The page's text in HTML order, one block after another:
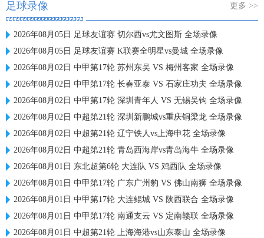
足球录像 更多 >>
2026年08月05日 足球友谊赛 切尔西vs尤文图斯 全场录像
2026年08月05日 足球友谊赛 K联赛全明星vs曼城 全场录像
2026年08月02日 中甲第17轮 苏州东吴 VS 梅州客家 全场录像
2026年08月02日 中甲第17轮 长春亚泰 VS 石家庄功夫 全场录像
2026年08月02日 中甲第17轮 深圳青年人 VS 无锡吴钩 全场录像
2026年08月02日 中超第21轮 深圳新鹏城vs重庆铜梁龙 全场录像
2026年08月02日 中超第21轮 辽宁铁人vs上海申花 全场录像
2026年08月02日 中超第21轮 青岛西海岸vs青岛海牛 全场录像
2026年08月01日 东北超第6轮 大连队 VS 鸡西队 全场录像
2026年08月01日 中甲第17轮 广东广州豹 VS 佛山南狮 全场录像
2026年08月01日 中甲第17轮 大连鲲城 VS 陕西联合 全场录像
2026年08月01日 中甲第17轮 南通支云 VS 定南赣联 全场录像
2026年08月01日 中超第21轮 上海海港vs山东泰山 全场录像